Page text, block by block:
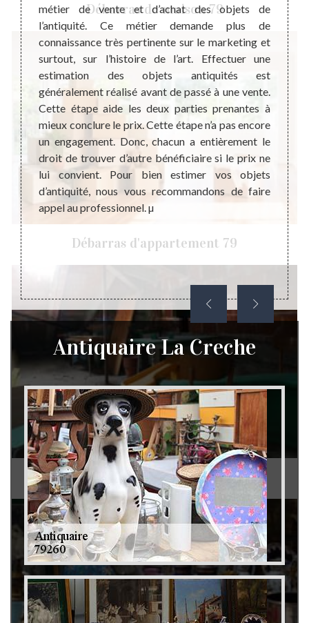
Débarras de maison 79
Débarras d'appartement 79
Débarras de grenier et cave 79
par
fait
de
ce
objet
son
qu’il
et
de
métier de vente et d’achat des objets de
l’antiquité. Ce métier demande plus de
connaissance très pertinente sur le marketing et
surtout, sur l’histoire de l’art. Effectuer une
estimation des objets antiquités est
généralement réalisé avant de passé à une vente.
Cette étape aide les deux parties prenantes à
mieux conclure le prix. Cette étape n’a pas encore
un engagement. Donc, chacun a entièrement le
droit de trouver d’autre bénéficiaire si le prix ne
lui convient. Pour bien estimer vos objets
d’antiquité, nous vous recommandons de faire
appel au professionnel. µ
Antiquaire La Creche